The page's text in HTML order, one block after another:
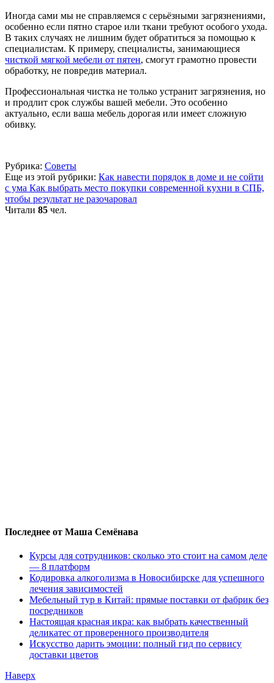
Иногда сами мы не справляемся с серьёзными загрязнениями,
особенно если пятно старое или ткани требуют особого ухода.
В таких случаях не лишним будет обратиться за помощью к
специалистам. К примеру, специалисты, занимающиеся
чисткой мягкой мебели от пятен, смогут грамотно провести
обработку, не повредив материал.
Профессиональная чистка не только устранит загрязнения, но
и продлит срок службы вашей мебели. Это особенно
актуально, если ваша мебель дорогая или имеет сложную
обивку.
Рубрика: Советы
Еще из этой рубрики: Как навести порядок в доме и не сойти
с ума Как выбрать место покупки современной кухни в СПБ,
чтобы результат не разочаровал
Читали 85 чел.
Последнее от Маша Семёнава
Курсы для сотрудников: сколько это стоит на самом деле
— 8 платформ
Кодировка алкоголизма в Новосибирске для успешного
лечения зависимостей
Мебельный тур в Китай: прямые поставки от фабрик без
посредников
Настоящая красная икра: как выбрать качественный
деликатес от проверенного производителя
Искусство дарить эмоции: полный гид по сервису
доставки цветов
Наверх